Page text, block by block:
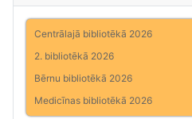
Centrālajā bibliotēkā 2026
2. bibliotēkā 2026
Bērnu bibliotēkā 2026
Medicīnas bibliotēkā 2026